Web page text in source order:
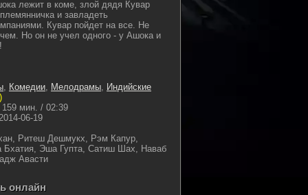
лежит в коме, злой дядя Кувар
и завладеть
Кувар пойдет на все. Не
Но он не учел одного - у Ашока и
, Комедии, Мелодрамы, Индийские
159 мин. / 02:39
06-19
Ритеш Дешмукх, Рэм Капур,
Бхатия, Эша Гупта, Сатиш Шах, Наваб
Авасти
онлайн